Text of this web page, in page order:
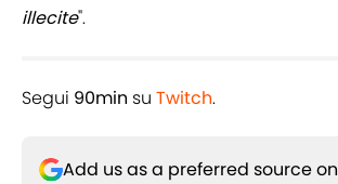
illecite".
Segui 90min su Twitch.
Add us as a preferred source on